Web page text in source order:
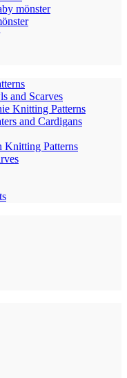
mönster
and Scarves
Knitting Patterns
and Cardigans
Knitting Patterns